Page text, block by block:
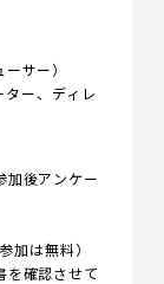
サー）
ー、ディレ
後アンケー
加は無料）
確認させて